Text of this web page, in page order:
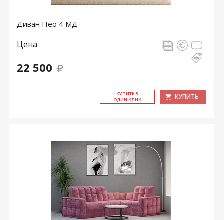
Диван Нео 4 МД
Цена
22 500
КУ­ПИТЬ В
ОДИН КЛИК
КУПИТЬ